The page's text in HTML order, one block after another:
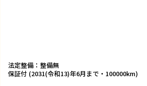
法定整備：整備無
保証付 (2031(令和13)年6月まで・100000km)